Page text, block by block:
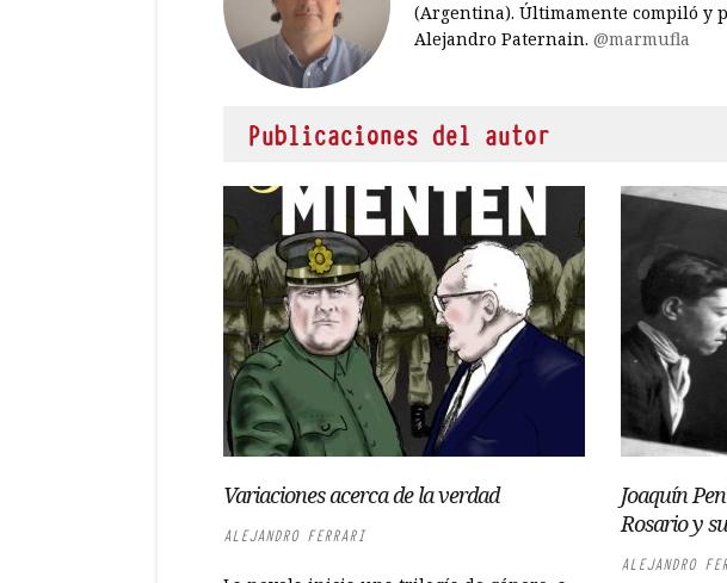
(Argentina). Últimamente compiló y
Alejandro Paternain. @marmufla
Publicaciones del autor
Variaciones acerca de la verdad
ALEJANDRO FERRARI
Joaquín
Rosario y
ALEJANDRO